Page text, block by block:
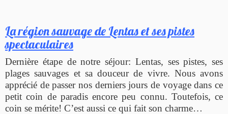
La région sauvage de Lentas et ses pistes
spectaculaires
Dernière étape de notre séjour: Lentas, ses pistes, ses
plages sauvages et sa douceur de vivre. Nous avons
apprécié de passer nos derniers jours de voyage dans ce
petit coin de paradis encore peu connu. Toutefois, ce
coin se mérite! C’est aussi ce qui fait son charme…